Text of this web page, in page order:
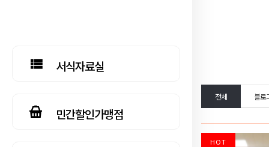
서식자료실
민간할인가맹점
전체 블로
HOT